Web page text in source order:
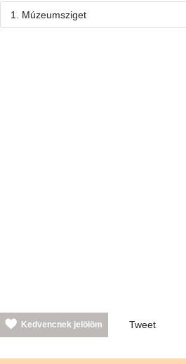
1. Múzeumsziget
Kedvencnek jelölöm Tweet